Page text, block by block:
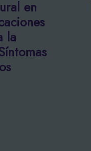
en
la